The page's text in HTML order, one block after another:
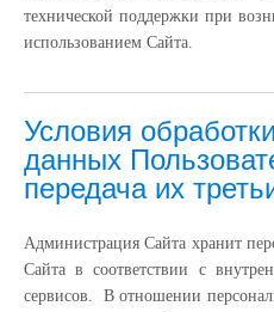
технической поддержки при
использованием Сайта.
Условия
данных
передача их
Администрация Сайта хранит
Сайта в соответствии с
сервисов. В отношении